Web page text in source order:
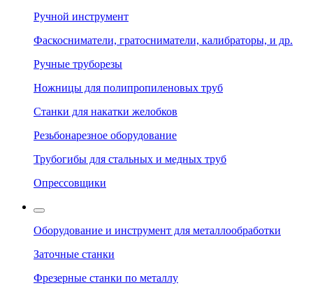
Ручной инструмент
Фаскосниматели, гратосниматели, калибраторы, и др.
Ручные труборезы
Ножницы для полипропиленовых труб
Станки для накатки желобков
Резьбонарезное оборудование
Трубогибы для стальных и медных труб
Опрессовщики
Оборудование и инструмент для металлообработки
Заточные станки
Фрезерные станки по металлу